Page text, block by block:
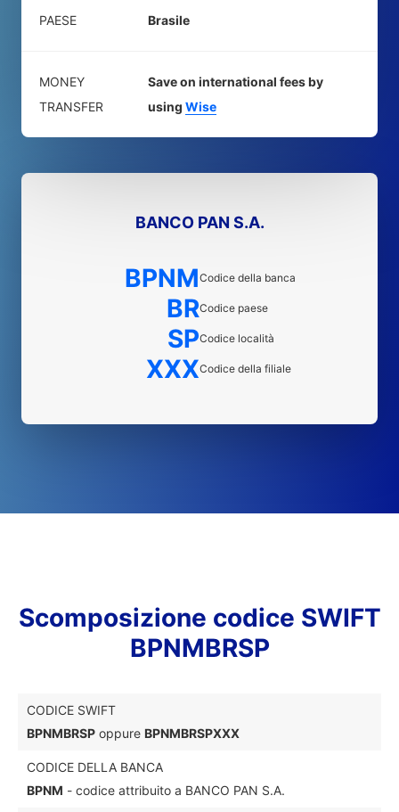
PAESE Brasile
MONEY
TRANSFER
Save on international fees by
using Wise
BANCO PAN S.A.
BPNMCodice della banca
BRCodice paese
SPCodice località
XXXCodice della filiale
Scomposizione codice SWIFT
BPNMBRSP
CODICE SWIFT
BPNMBRSP oppure BPNMBRSPXXX
CODICE DELLA BANCA
BPNM - codice attribuito a BANCO PAN S.A.